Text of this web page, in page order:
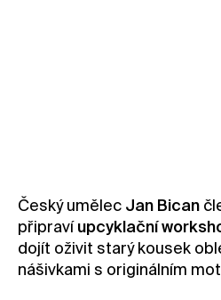
Český umělec Jan Bican
připraví upcyklační
dojít oživit starý kousek
nášivkami s originálním